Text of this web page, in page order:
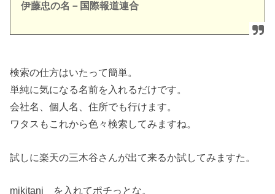
伊藤忠の名－国際報道連合
検索の仕方はいたって簡単。
単純に気になる名前を入れるだけです。
会社名、個人名、住所でも行けます。
ワタスもこれから色々検索してみますね。
試しに楽天の三木谷さんが出て来るか試してみますた。
mikitani を入れてポチっとな。